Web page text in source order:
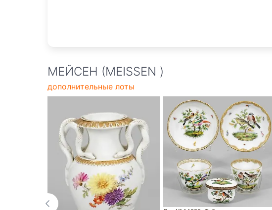
МЕЙСЕН (MEISSEN )
дополнительные лоты